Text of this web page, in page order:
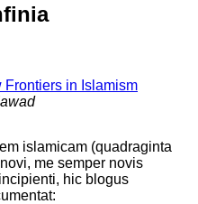
Frontiers in Islamism
islamicam (quadraginta
me semper novis
hic blogus